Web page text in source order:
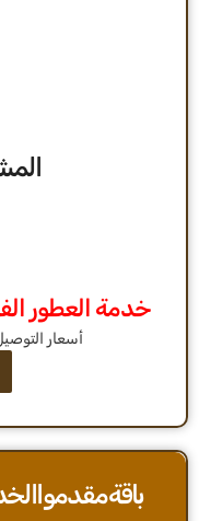
خدمة العطور
أسعار التوصيل تتغير حسب إمارة ألي أخرى​
باقةمقدمواالخدمة2من10إلي 80شخصا​